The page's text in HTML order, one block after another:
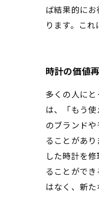
ば結果的に
ります。こ
時計の価値
多くの人に
は、「もう
のブランド
ることがあ
した時計を
ることがで
はなく、新